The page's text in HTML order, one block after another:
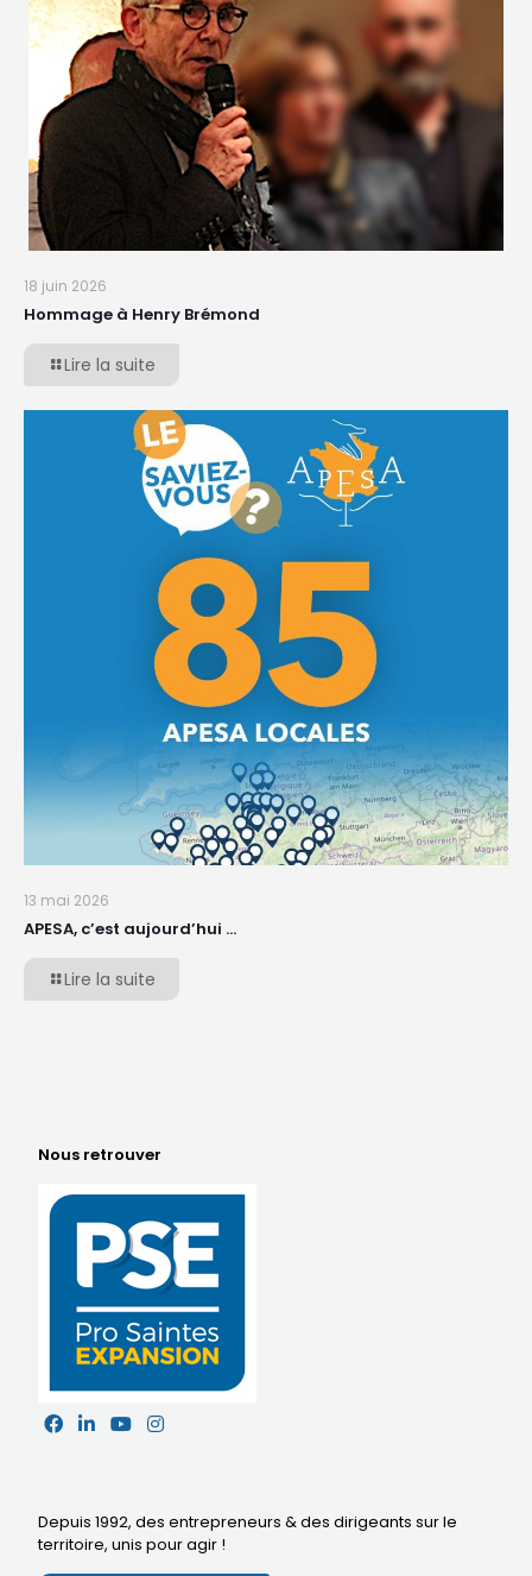
18 juin 2026
Hommage à Henry Brémond
Lire la suite
13 mai 2026
APESA, c’est aujourd’hui …
Lire la suite
Nous retrouver
Depuis 1992, des entrepreneurs & des dirigeants sur le
territoire, unis pour agir !